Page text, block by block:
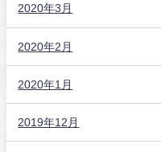
2020年3月
2020年2月
2020年1月
2019年12月